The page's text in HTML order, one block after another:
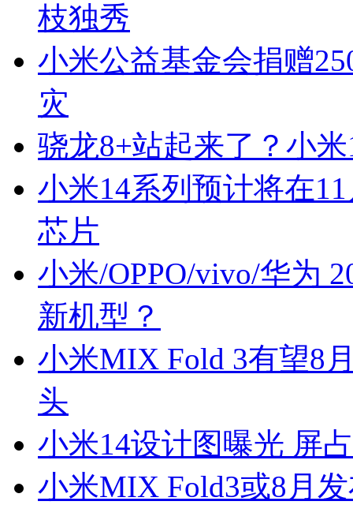
枝独秀
小米公益基金会捐赠
灾
骁龙8+站起来了？小
小米14系列预计将在
芯片
小米/OPPO/vivo/华为
新机型？
小米MIX Fold 3有望8
头
小米14设计图曝光 屏
小米MIX Fold3或8月